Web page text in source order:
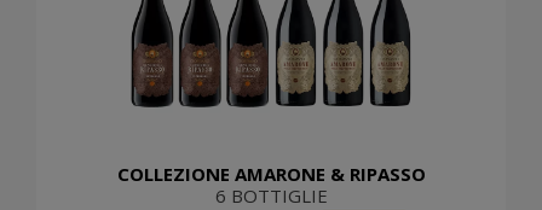
COLLEZIONE AMARONE & RIPASSO
6 BOTTIGLIE